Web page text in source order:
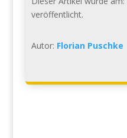
veröffentlicht.
Autor: Florian Puschke